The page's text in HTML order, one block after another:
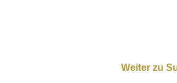
Weiter zu